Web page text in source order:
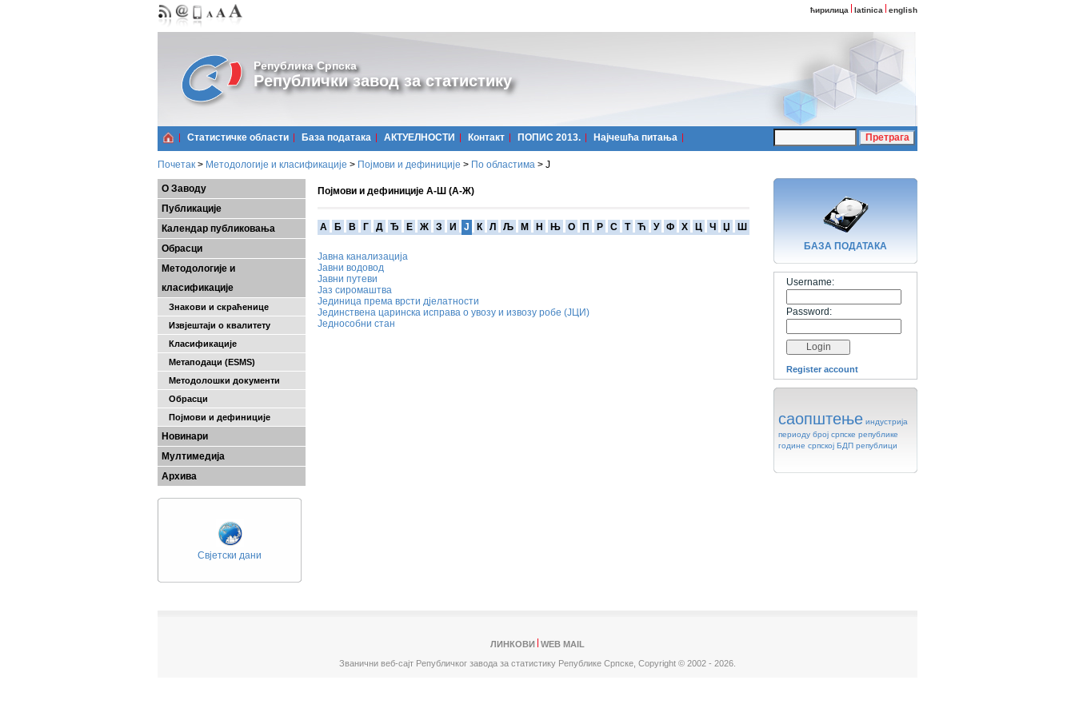
ћирилица latinica english
Република Српска
Републички завод за статистику
Статистичке области Базa података АКТУЕЛНОСТИ Контакт ПОПИС 2013. Најчешћa питања
Почетак > Методологије и класификације > Појмови и дефиниције > По областима > Ј
О Заводу
Публикације
Календар публиковања
Обрасци
Методологије и
класификације
Знакови и скраћенице
Извјештаји о квалитету
Класификације
Метаподаци (ESMS)
Методолошки документи
Обрасци
Појмови и дефиниције
Новинари
Мултимедија
Архива
Свјетски дани
Појмови и дефиниције А-Ш (А-Ж)
A Б В Г Д Ђ Е Ж З И Ј К Л Љ М Н Њ О П Р С Т Ћ У Ф Х Ц Ч Џ Ш
Јавна канализација
Јавни водовод
Јавни путеви
Јаз сиромаштва
Јединица према врсти дјелатности
Јединствена царинска исправа о увозу и извозу робе (ЈЦИ)
Једнособни стан
БАЗA ПОДАТАКА
Username:
Password:
Register account
саопштење индустрија
периоду број српске републике
године српској БДП републици
ЛИНКОВИ
WEB MAIL
Званични веб-сајт Републичког завода за статистику Републике Српске, Copyright © 2002 - 2026.